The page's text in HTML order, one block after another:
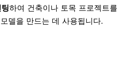
하여 건축이나 토목 프로젝트를
델을 만드는 데 사용됩니다.